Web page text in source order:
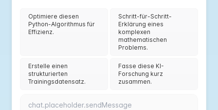
Optimiere diesen
Python-Algorithmus für
Effizienz.
Schritt-für-Schritt-
Erklärung eines
komplexen
mathematischen
Problems.
Erstelle einen
strukturierten
Trainingsdatensatz.
Fasse diese KI-
Forschung kurz
zusammen.